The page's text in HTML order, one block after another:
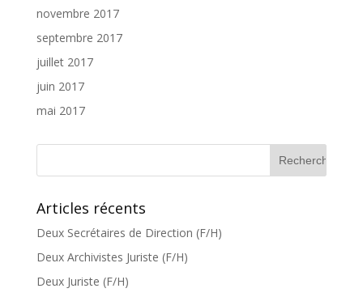
novembre 2017
septembre 2017
juillet 2017
juin 2017
mai 2017
Articles récents
Deux Secrétaires de Direction (F/H)
Deux Archivistes Juriste (F/H)
Deux Juriste (F/H)